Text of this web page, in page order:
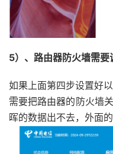
5）、路由器防火墙需要
如果上面第四步设置好
需要把路由器的防火墙
晖的数据出不去，外面的